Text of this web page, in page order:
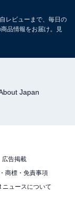
W ホワイト 小
レビューまで、毎日の
品情報をお届け。見
Japan
広告掲載
商標・免責事項
ニュースについて